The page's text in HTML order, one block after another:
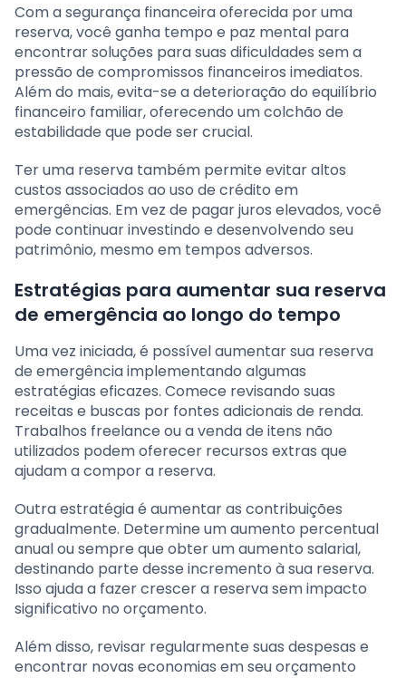
Com a segurança financeira oferecida por uma
reserva, você ganha tempo e paz mental para
encontrar soluções para suas dificuldades sem a
pressão de compromissos financeiros imediatos.
Além do mais, evita-se a deterioração do equilíbrio
financeiro familiar, oferecendo um colchão de
estabilidade que pode ser crucial.
Ter uma reserva também permite evitar altos
custos associados ao uso de crédito em
emergências. Em vez de pagar juros elevados, você
pode continuar investindo e desenvolvendo seu
patrimônio, mesmo em tempos adversos.
Estratégias para aumentar sua reserva
de emergência ao longo do tempo
Uma vez iniciada, é possível aumentar sua reserva
de emergência implementando algumas
estratégias eficazes. Comece revisando suas
receitas e buscas por fontes adicionais de renda.
Trabalhos freelance ou a venda de itens não
utilizados podem oferecer recursos extras que
ajudam a compor a reserva.
Outra estratégia é aumentar as contribuições
gradualmente. Determine um aumento percentual
anual ou sempre que obter um aumento salarial,
destinando parte desse incremento à sua reserva.
Isso ajuda a fazer crescer a reserva sem impacto
significativo no orçamento.
Além disso, revisar regularmente suas despesas e
encontrar novas economias em seu orçamento